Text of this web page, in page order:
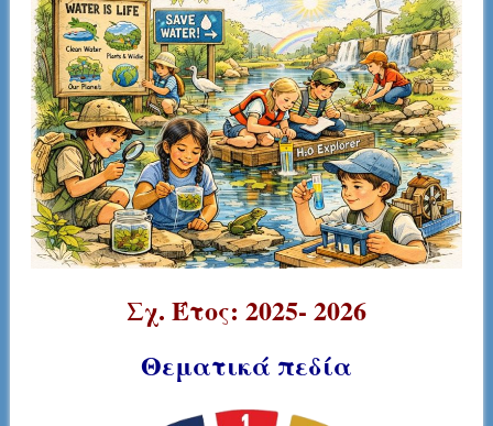
Σχ. Έτος: 2025- 2026
Θεματικά πεδία